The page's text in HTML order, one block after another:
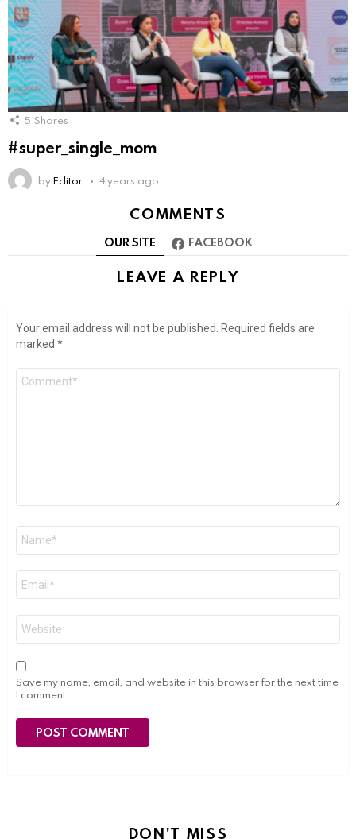
5 Shares
#super_single_mom
byEditor 4 years ago
COMMENTS
OUR SITE FACEBOOK
LEAVE A REPLY
Your email address will not be published.
Required fields are
marked *
Comment
Name
Email
Website
Save my name, email, and website in this browser for the next time
I comment.
DON'T MISS